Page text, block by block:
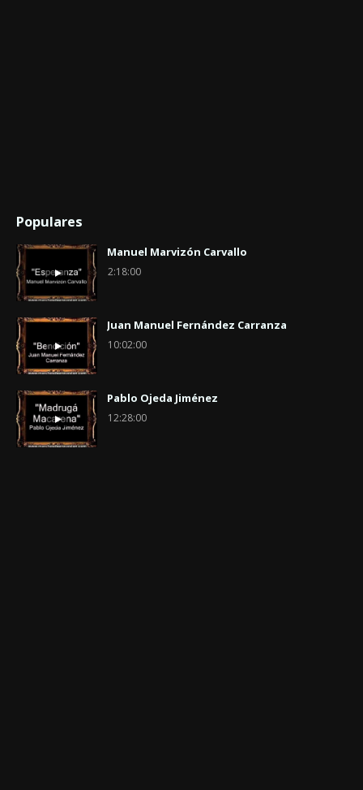
Populares
Manuel Marvizón Carvallo
2:18:00
Juan Manuel Fernández Carranza
10:02:00
Pablo Ojeda Jiménez
12:28:00